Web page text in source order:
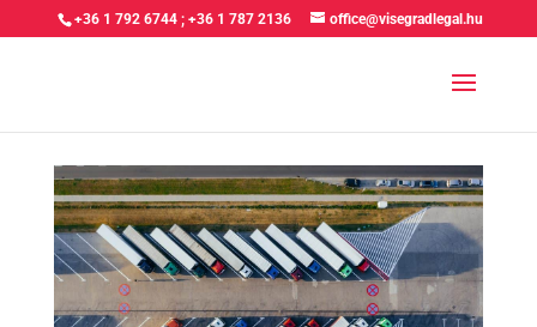
+36 1 792 6744 ;+36 1 787 2136 office@visegradlegal.hu